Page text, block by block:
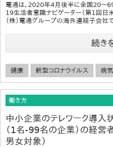
電通は、2020年4月後半に全国20～
19生活者意識ナビゲーター（第1回日米
（株）電通グループの海外連結子会
続き
健康 新型コロナウイルス 病気
働き方
中小企業のテレワーク導入
（1名-99名の企業）の経
男女対象）